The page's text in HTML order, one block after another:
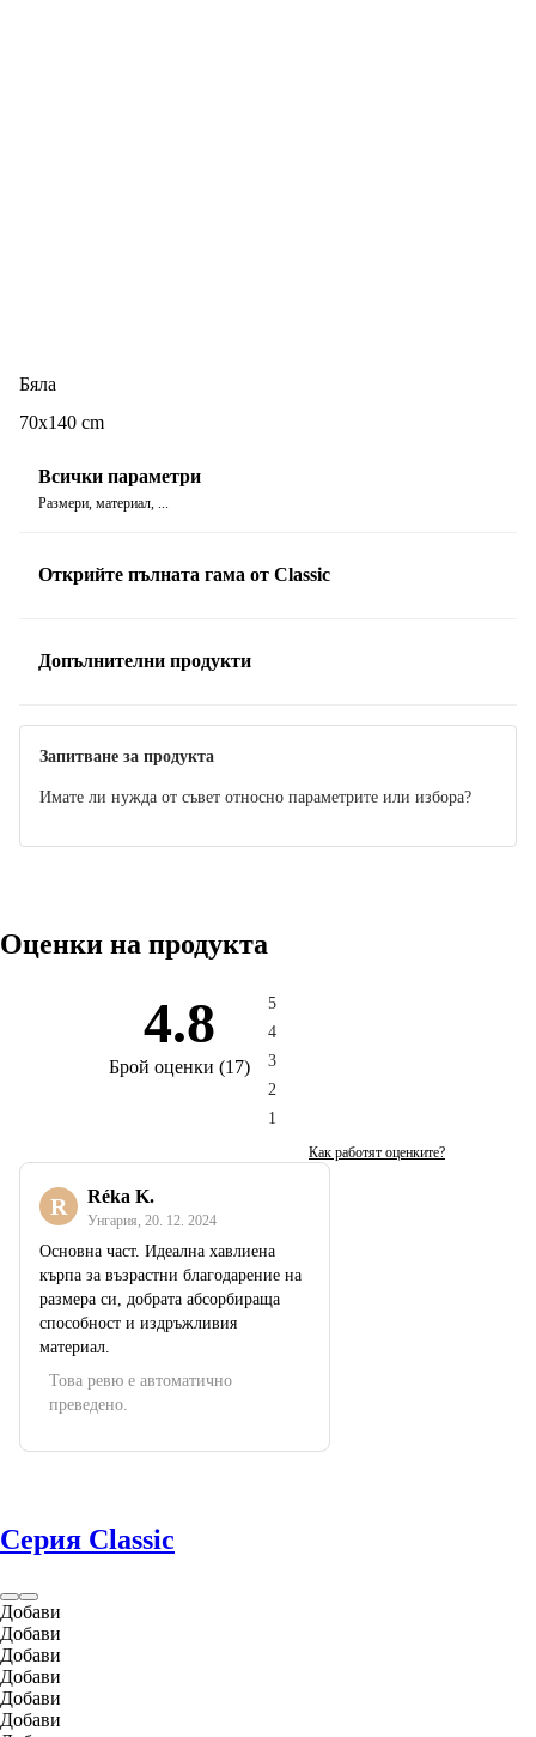
Бяла
70x140 cm
Всички параметри
Размери, материал, ...
Открийте пълната гама от Classic
Допълнителни продукти
Запитване за продукта
Имате ли нужда от съвет относно параметрите или избора?
Оценки на продукта
4.8
Брой оценки (17)
5
4
3
2
1
Как работят оценките?
R Réka K.
Унгария 20. 12. 2024
Основна част. Идеална хавлиена
кърпа за възрастни благодарение на
размера си, добрата абсорбираща
способност и издръжливия
материал.
Това ревю е автоматично
преведено.
Серия Classic
Добави
Добави
Добави
Добави
Добави
Добави